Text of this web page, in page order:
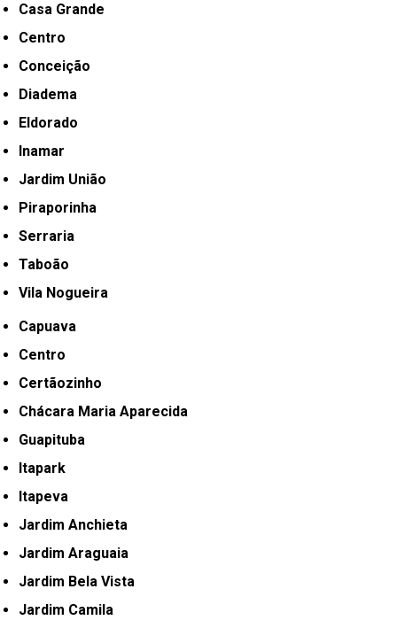
Casa Grande
Centro
Conceição
Diadema
Eldorado
Inamar
Jardim União
Piraporinha
Serraria
Taboão
Vila Nogueira
Capuava
Centro
Certãozinho
Chácara Maria Aparecida
Guapituba
Itapark
Itapeva
Jardim Anchieta
Jardim Araguaia
Jardim Bela Vista
Jardim Camila